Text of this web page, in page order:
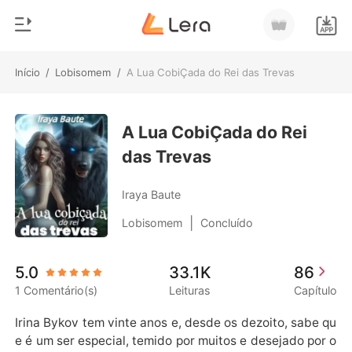
Início / Lobisomem / A Lua CobiÇada do Rei das Trevas
Loja
Histórico
Sair
Baixar App
Gênero
Moderno
Lobisomem
Contos
Bilionários
A Lua CobiÇada do Rei
das Trevas
Iraya Baute
Lobisomem Concluído
5.0
1 Comentário(s)
33.1K
Leituras
86
Capítulo
Irina Bykov tem vinte anos e, desde os dezoito, sabe qu
e é um ser especial, temido por muitos e desejado por o